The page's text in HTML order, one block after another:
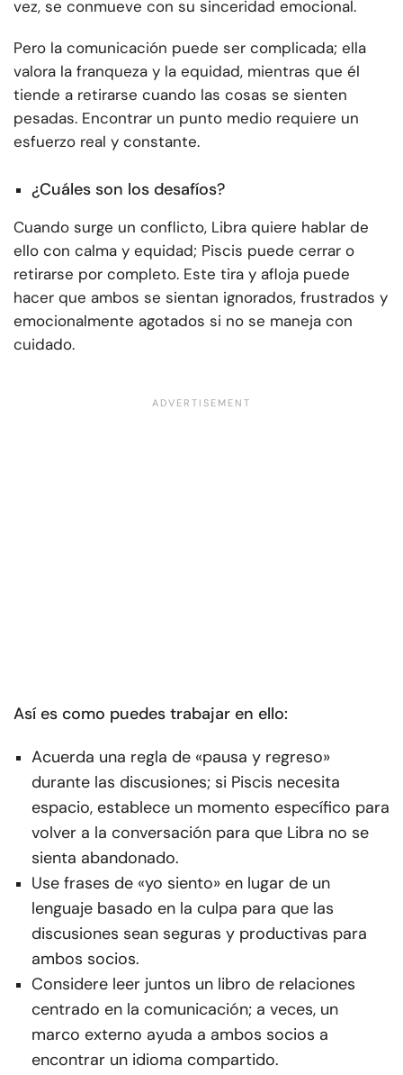
vez, se conmueve con su sinceridad emocional.
Pero la comunicación puede ser complicada; ella
valora la franqueza y la equidad, mientras que él
tiende a retirarse cuando las cosas se sienten
pesadas. Encontrar un punto medio requiere un
esfuerzo real y constante.
¿Cuáles son los desafíos?
Cuando surge un conflicto, Libra quiere hablar de
ello con calma y equidad; Piscis puede cerrar o
retirarse por completo. Este tira y afloja puede
hacer que ambos se sientan ignorados, frustrados y
emocionalmente agotados si no se maneja con
cuidado.
Así es como puedes trabajar en ello:
Acuerda una regla de «pausa y regreso»
durante las discusiones; si Piscis necesita
espacio, establece un momento específico para
volver a la conversación para que Libra no se
sienta abandonado.
Use frases de «yo siento» en lugar de un
lenguaje basado en la culpa para que las
discusiones sean seguras y productivas para
ambos socios.
Considere leer juntos un libro de relaciones
centrado en la comunicación; a veces, un
marco externo ayuda a ambos socios a
encontrar un idioma compartido.